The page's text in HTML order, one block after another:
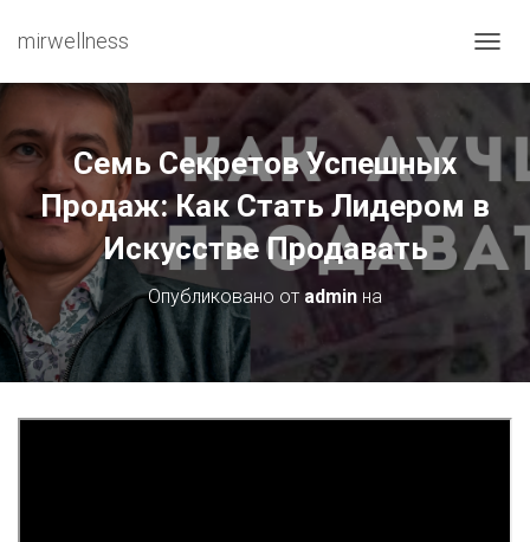
mirwellness
Семь Секретов Успешных
Продаж: Как Стать Лидером в
Искусстве Продавать
Опубликовано от admin на